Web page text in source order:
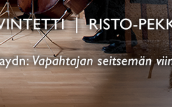
YHTEYS
YHTEYS